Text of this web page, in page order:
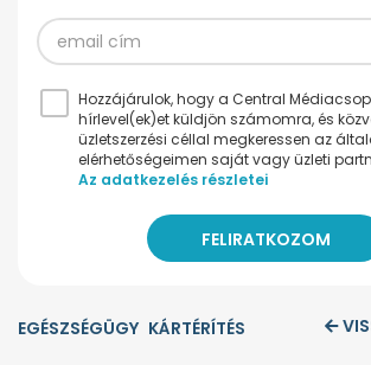
Hozzájárulok, hogy a Central
hírlevel(ek)et küldjön számomra, és
üzletszerzési céllal megkeressen az
elérhetőségeimen saját vagy üzleti
Az adatkezelés részletei
EGÉSZSÉGÜGY KÁRTÉRÍTÉS